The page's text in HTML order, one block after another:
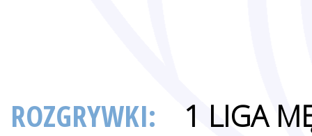
ROZGRYWKI: 1 LIGA